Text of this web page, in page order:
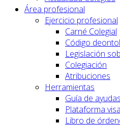
Área profesional
Ejercicio profesional
Carné Colegial
Código
Legislación
Colegiación
Atribuciones
Herramientas
Guía de
Plataforma
Libro de